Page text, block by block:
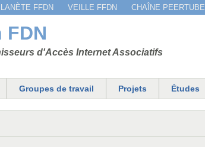
Jump to navigation
FDN
d'Accès Internet Associatifs
FFDN VEILLE FFDN CHAÎNE PEERTUBE
Groupes de travail Projets Études